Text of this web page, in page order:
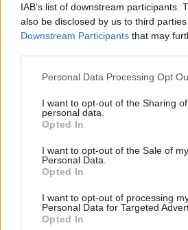
IAB’s list of downstream participants.
also be disclosed by us to third
Downstream Participants that may
Personal Data Processing Opt
I want to opt-out of the Sharing
personal data.
Opted In
I want to opt-out of the Sale of my
Personal Data.
Opted In
I want to opt-out of processing
Personal Data for Targeted
Opted In
ΔΕΙΤΕ ΕΠΙΣΗΣ